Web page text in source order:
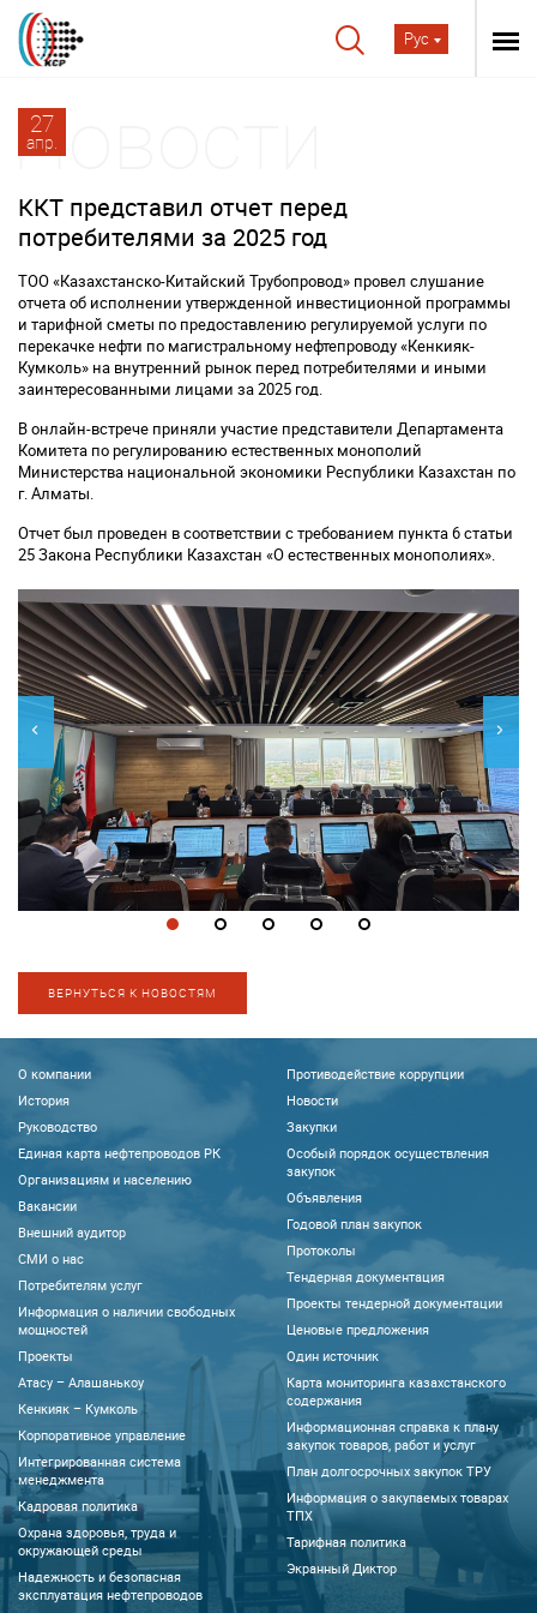
Рус
27
апр.
ККТ представил отчет перед
потребителями за 2025 год
ТОО «Казахстанско-Китайский Трубопровод» провел слушание
отчета об исполнении утвержденной инвестиционной программы
и тарифной сметы по предоставлению регулируемой услуги по
перекачке нефти по магистральному нефтепроводу «Кенкияк-
Кумколь» на внутренний рынок перед потребителями и иными
заинтересованными лицами за 2025 год.
В онлайн-встрече приняли участие представители Департамента
Комитета по регулированию естественных монополий
Министерства национальной экономики Республики Казахстан по
г. Алматы.
Отчет был проведен в соответствии с требованием пункта 6 статьи
25 Закона Республики Казахстан «О естественных монополиях».
ВЕРНУТЬСЯ К НОВОСТЯМ
О компании
История
Руководство
Единая карта нефтепроводов РК
Организациям и населению
Вакансии
Внешний аудитор
CМИ о нас
Потребителям услуг
Информация о наличии свободных
мощностей
Проекты
Атасу – Алашанькоу
Кенкияк – Кумколь
Корпоративное управление
Интегрированная система
менеджмента
Кадровая политика
Охрана здоровья, труда и
окружающей среды
Надежность и безопасная
эксплуатация нефтепроводов
Противодействие коррупции
Новости
Закупки
Особый порядок осуществления
закупок
Объявления
Годовой план закупок
Протоколы
Тендерная документация
Проекты тендерной документации
Ценовые предложения
Один источник
Карта мониторинга казахстанского
содержания
Информационная справка к плану
закупок товаров, работ и услуг
План долгосрочных закупок ТРУ
Информация о закупаемых товарах
ТПХ
Тарифная политика
Экранный Диктор